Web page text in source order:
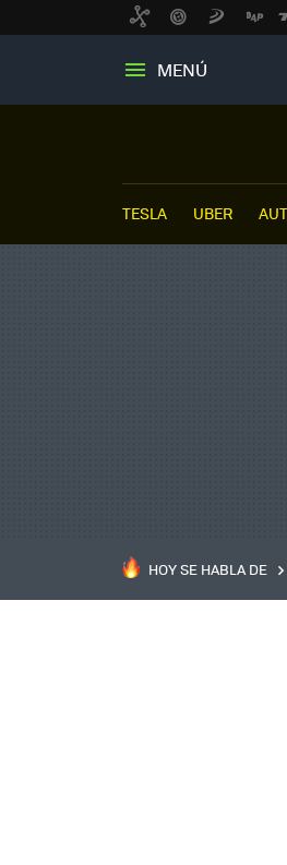
MENÚ
TESLA UBER
HOY SE HABLA DE